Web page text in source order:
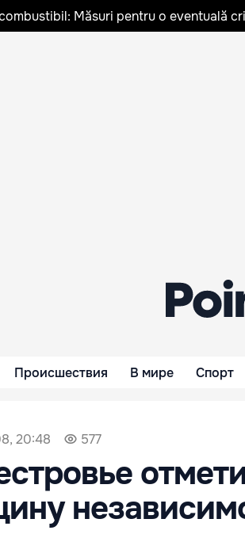
Măsuri pentru o eventuală
Происшествия В мире Спорт
20:48 577